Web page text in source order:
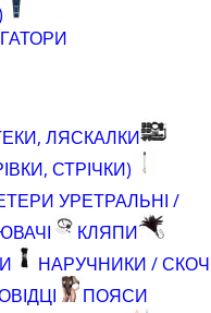
ЛЯСКАЛКИ
СТРІЧКИ)
УРЕТРАЛЬНІ /
КЛЯПИ
НАРУЧНИКИ / СКОЧ
ПОЯСИ